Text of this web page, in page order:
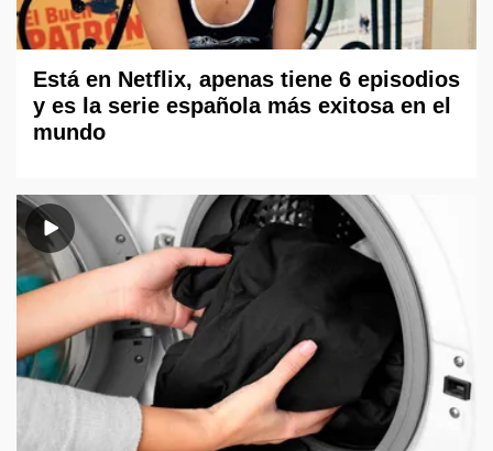
Está en Netflix, apenas tiene 6 episodios
y es la serie española más exitosa en el
mundo